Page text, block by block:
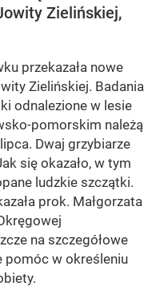
Zielińskiej,
przekazała nowe
Zielińskiej. Badania
odnalezione w lesie
pomorskim należą
Dwaj grzybiarze
się okazało, w tym
ludzkie szczątki.
prok. Małgorzata
na szczegółowe
pomóc w określeniu